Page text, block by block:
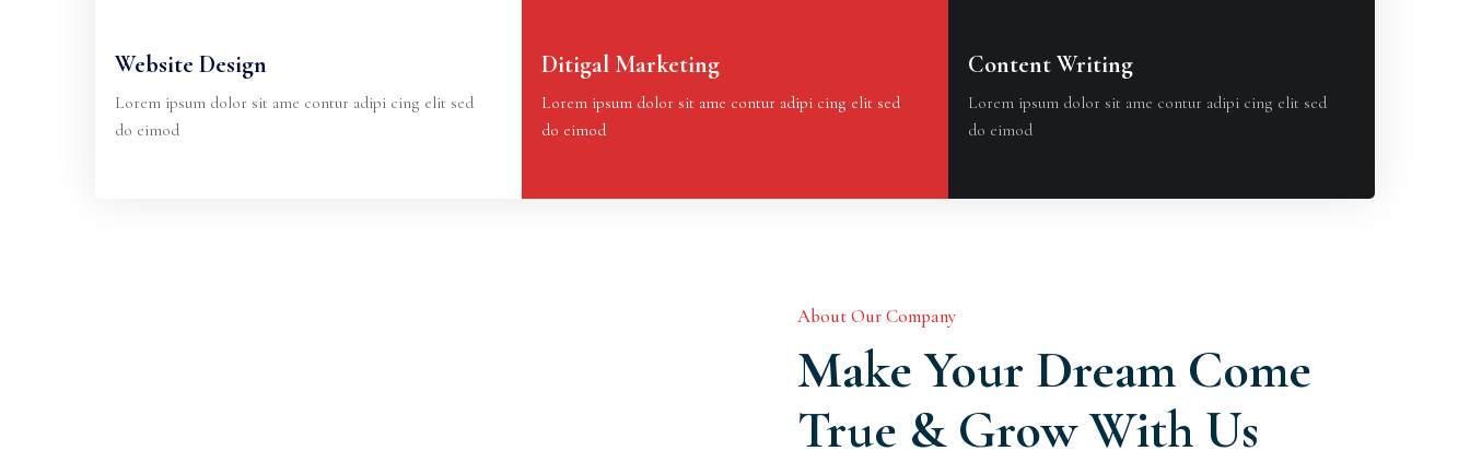
Website Design
Lorem ipsum dolor sit ame contur adipi cing elit sed
do eimod
Ditigal Marketing
Lorem ipsum dolor sit ame contur adipi cing elit sed
do eimod
Content Writing
Lorem ipsum dolor sit ame contur adipi cing elit sed
do eimod
About Our Company
Make Your Dream Come
True & Grow With Us